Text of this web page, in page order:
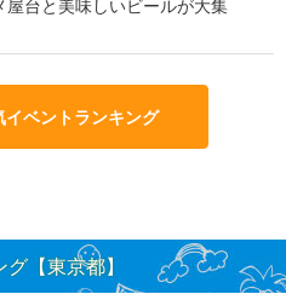
屋台と美味しいビールが大集
ベントランキング
【東京都】